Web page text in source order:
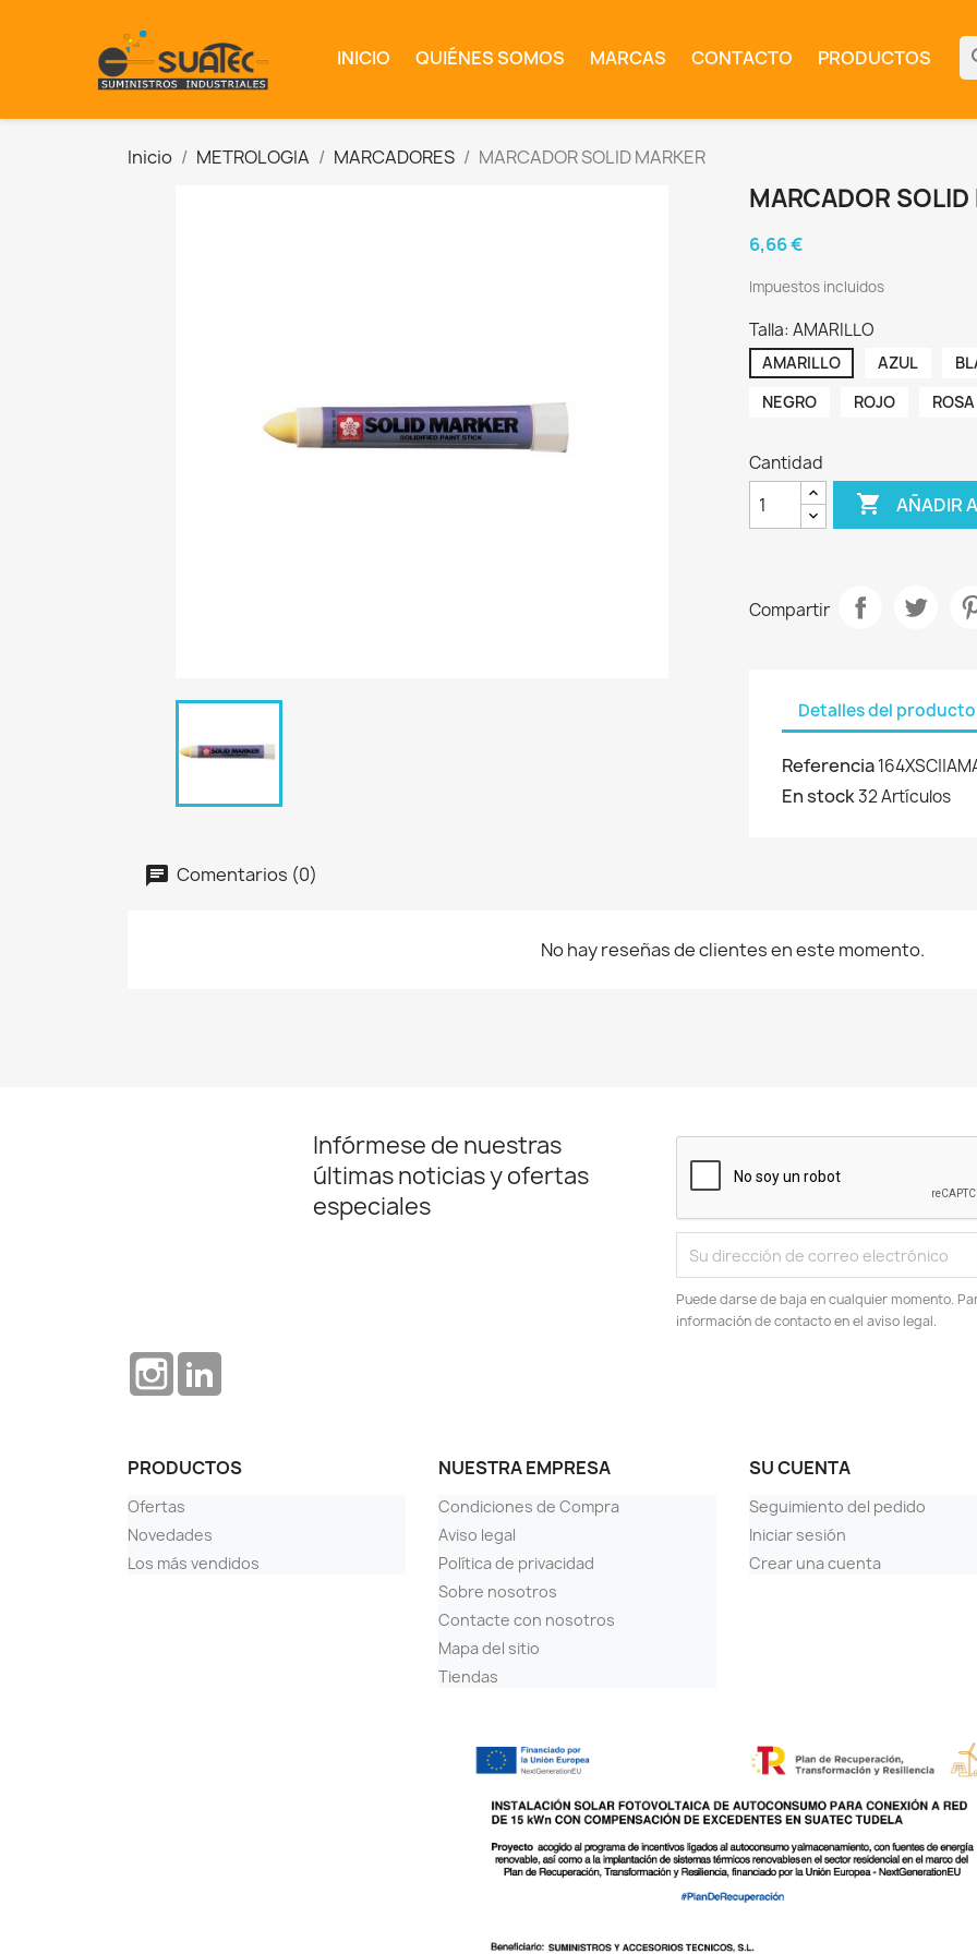
INICIO QUIÉNES SOMOS MARCAS CONTACTO PRODUCTOS
Inicio METROLOGIA MARCADORES MARCADOR SOLID MARKER
MARCADOR SOLID
6,66 €
Impuestos incluidos
Talla: AMARILLO
AMARILLO AZUL
NEGRO
ROJO ROSA
Cantidad
 AÑADIR
Compartir
Detalles del producto
Referencia
En stock32 Artículos
Comentarios (0)
No hay reseñas de clientes en este momento.
Infórmese de nuestras
últimas noticias y ofertas
especiales
Puede darse de baja en cualquier momento.
información de contacto en el aviso legal.
Instagram
PRODUCTOS
Ofertas
Novedades
Los más vendidos
NUESTRA EMPRESA
Condiciones de Compra
Aviso legal
Política de privacidad
Sobre nosotros
Contacte con nosotros
Mapa del sitio
Tiendas
SU CUENTA
Seguimiento del pedido
Iniciar sesión
Crear una cuenta